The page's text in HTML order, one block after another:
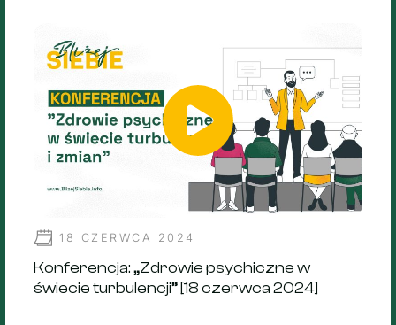
18 CZERWCA 2024
Konferencja: „Zdrowie psychiczne w
świecie turbulencji” [18 czerwca 2024]